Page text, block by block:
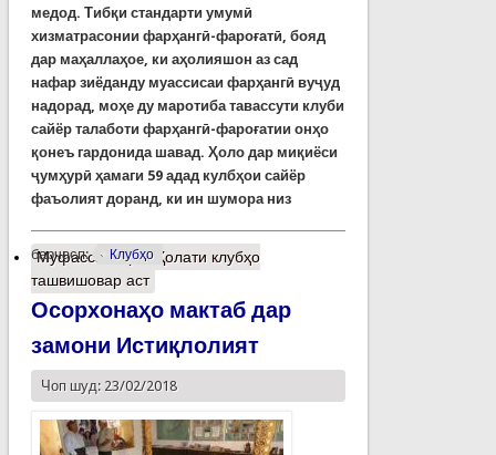
медод. Тибқи стандарти умумӣ
хизматрасонии фарҳангӣ-фароғатӣ, бояд
дар маҳаллаҳое, ки аҳолияшон аз сад
нафар зиёданду муассисаи фарҳангӣ вуҷуд
надорад, моҳе ду маротиба тавассути клуби
сайёр талаботи фарҳангӣ-фароғатии онҳо
қонеъ гардонида шавад. Ҳоло дар миқиёси
ҷумҳурӣ ҳамаги 59 адад кулбҳои сайёр
фаъолият доранд, ки ин шумора низ
барчасп: Клубҳо
Муфассалтаро Ҳолати клубҳо
ташвишовар аст
Осорхонаҳо мактаб дар
замони Истиқлолият
Чоп шуд: 23/02/2018